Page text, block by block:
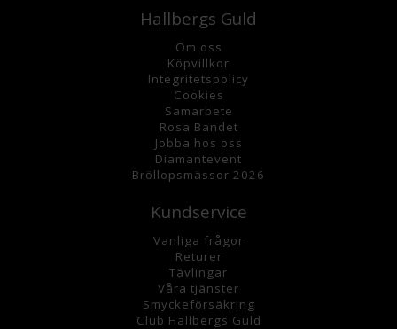
Hallbergs Guld
Om oss
Köpvillkor
Integritetspolicy
Cookies
Samarbete
Rosa Bandet
Jobba hos oss
Diamantevent
Bröllopsmässor 2026
Kundservice
Vanliga frågor
Returer
Tävlingar
Våra tjänster
Smyckeförsäkring
Club Hallbergs Guld